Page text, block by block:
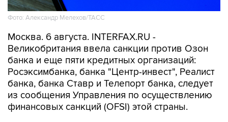
Фото: Александр Мелехов/ТАСС
Москва. 6 августа. INTERFAX.RU -
Великобритания ввела санкции против Озон
банка и еще пяти кредитных организаций:
Росэксимбанка, банка "Центр-инвест", Реалист
банка, банка Ставр и Телепорт банка, следует
из сообщения Управления по осуществлению
финансовых санкций (OFSI) этой страны.